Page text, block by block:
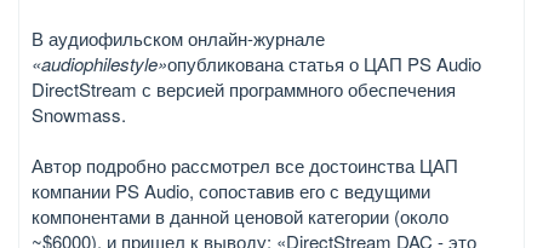
В аудиофильском онлайн-журнале
«audiophilestyle»опубликована статья о ЦАП PS Audio
DirectStream с версией программного обеспечения
Snowmass.
Автор подробно рассмотрел все достоинства ЦАП
компании PS Audio, сопоставив его с ведущими
компонентами в данной ценовой категории (около
~$6000), и пришел к выводу: «DirectStream DAC - это